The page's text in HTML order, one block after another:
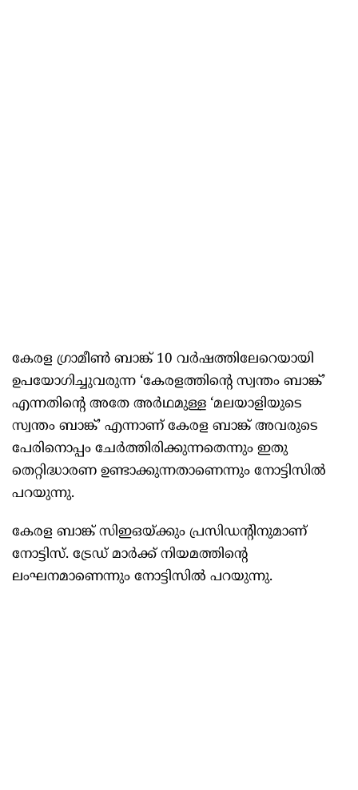
കേരള ഗ്രാമീൺ ബാങ്ക് 10 വർഷത്തിലേറെയായി
ഉപയോഗിച്ചുവരുന്ന ‘കേരളത്തിന്റെ സ്വന്തം ബാങ്ക്’
എന്നതിന്റെ അതേ അർഥമുള്ള ‘മലയാളിയുടെ
സ്വന്തം ബാങ്ക്’ എന്നാണ് കേരള ബാങ്ക് അവരുടെ
പേരിനൊപ്പം ചേർത്തിരിക്കുന്നതെന്നും ഇതു
തെറ്റിദ്ധാരണ ഉണ്ടാക്കുന്നതാണെന്നും നോട്ടിസിൽ
പറയുന്നു.
കേരള ബാങ്ക് സിഇഒയ്ക്കും പ്രസിഡന്റിനുമാണ്
നോട്ടിസ്. ട്രേഡ് മാർക്ക് നിയമത്തിന്റെ
ലംഘനമാണെന്നും നോട്ടിസിൽ പറയുന്നു.